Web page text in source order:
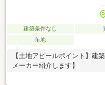
建築条件なし
角地
【土地アピールポイント】建
メーカー紹介します】